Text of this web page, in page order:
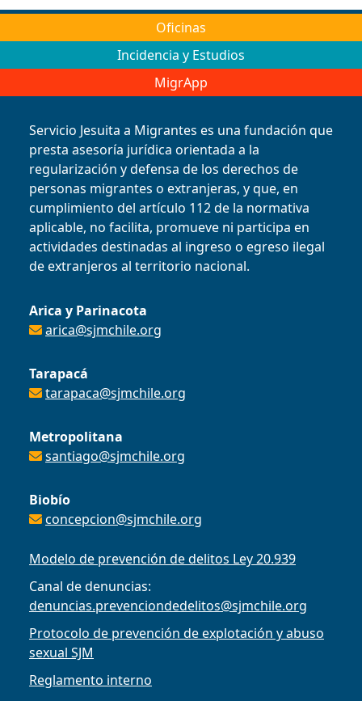
Oficinas
Incidencia y Estudios
MigrApp
Servicio Jesuita a Migrantes es una fundación que
presta asesoría jurídica orientada a la
regularización y defensa de los derechos de
personas migrantes o extranjeras, y que, en
cumplimiento del artículo 112 de la normativa
aplicable, no facilita, promueve ni participa en
actividades destinadas al ingreso o egreso ilegal
de extranjeros al territorio nacional.
Arica y Parinacota
arica@sjmchile.org
Tarapacá
tarapaca@sjmchile.org
Metropolitana
santiago@sjmchile.org
Biobío
concepcion@sjmchile.org
Modelo de prevención de delitos Ley 20.939
Canal de denuncias:
denuncias.prevenciondedelitos@sjmchile.org
Protocolo de prevención de explotación y abuso
sexual SJM
Reglamento interno